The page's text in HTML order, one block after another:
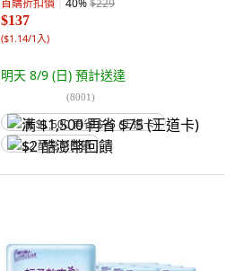
首購折扣價 40%$229
$137
($1.14/1入)
明天 8/9 (日) 預計送達
(8001)
满 $1,500 再省 $75 (王道卡)
$2 酷澎幣回饋